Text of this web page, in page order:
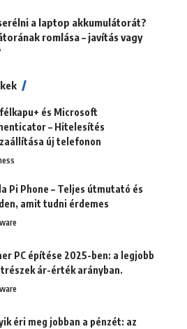
a laptop akkumulátorát?
romlása – javítás vagy
és Microsoft
– Hitelesítés
új telefonon
Pi Phone – Teljes útmutató és
amit tudni érdemes
PC építése 2025-ben: a legjobb
ár-érték arányban.
éri meg jobban a pénzét: az